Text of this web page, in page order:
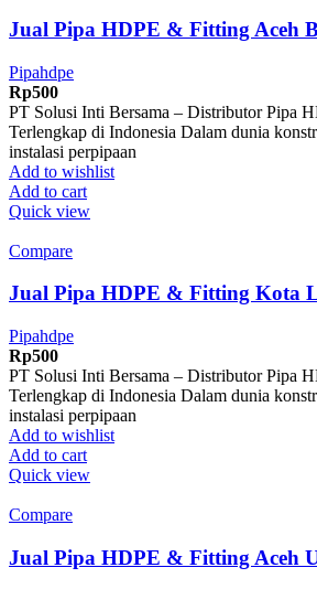
Jual Pipa HDPE & Fitting Aceh
Pipahdpe
Rp500
PT Solusi Inti Bersama – Distributor Pipa
Terlengkap di Indonesia Dalam dunia
instalasi perpipaan
Add to wishlist
Add to cart
Quick view
Compare
Jual Pipa HDPE & Fitting Kota
Pipahdpe
Rp500
PT Solusi Inti Bersama – Distributor Pipa
Terlengkap di Indonesia Dalam dunia
instalasi perpipaan
Add to wishlist
Add to cart
Quick view
Compare
Jual Pipa HDPE & Fitting Aceh